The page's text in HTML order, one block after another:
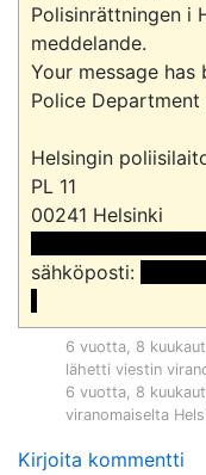
Polisinrättningen i
meddelande.
Your message
Police
Helsingin
PL 11
sähköposti:
6 vuotta, 8
lähetti viestin
6 vuotta, 8
viranomaiselta
Kirjoita kommentti